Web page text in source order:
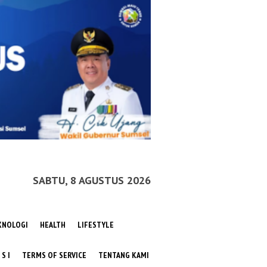
SABTU, 8 AGUSTUS 2026
HEALTH LIFESTYLE
S I TERMS OF SERVICE TENTANG KAMI